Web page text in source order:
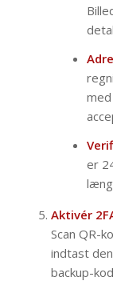
er
Aktivér
Scan QR-
indtast
backup-